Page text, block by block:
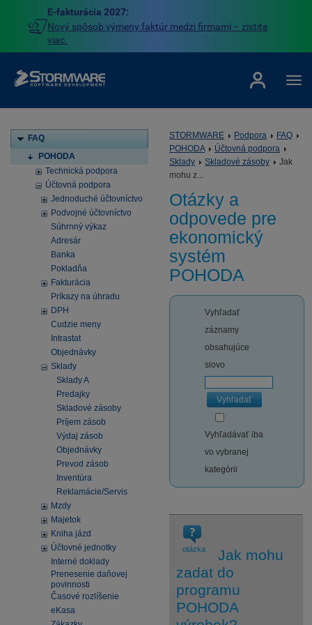
E-fakturácia 2027:
Nový spôsob výmeny faktúr medzi firmami – zistite
viac.
FAQ
POHODA
Technická podpora
Účtovná podpora
Jednoduché účtovníctvo
Podvojné účtovníctvo
Súhrnný výkaz
Adresár
Banka
Pokladňa
Fakturácia
Príkazy na úhradu
DPH
Cudzie meny
Intrastat
Objednávky
Sklady
Sklady A
Predajky
Skladové zásoby
Príjem zásob
Výdaj zásob
Objednávky
Prevod zásob
Inventúra
Reklamácie/Servis
Mzdy
Majetok
Kniha jázd
Účtovné jednotky
Interné doklady
Prenesenie daňovej
povinnosti
Časové rozlíšenie
eKasa
STORMWARE Podpora
FAQ
POHODA
Účtovná podpora
Sklady
Skladové zásoby
Jak
mohu z...
Otázky a
odpovede pre
ekonomický
systém
POHODA
Vyhľadať
záznamy
obsahujúce
slovo
Vyhľadať
Vyhľadávať iba
vo vybranej
kategórii
otázka
Jak mohu
zadat do
programu
POHODA